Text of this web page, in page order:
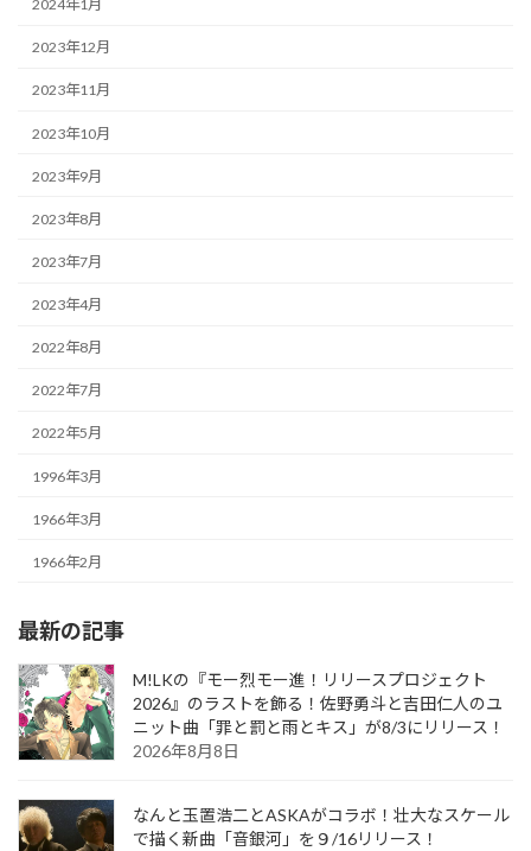
2024年1月
2023年12月
2023年11月
2023年10月
2023年9月
2023年8月
2023年7月
2023年4月
2022年8月
2022年7月
2022年5月
1996年3月
1966年3月
1966年2月
最新の記事
M!LKの『モー烈モー進！リリースプロジェクト
2026』のラストを飾る！佐野勇斗と吉田仁人のユ
ニット曲「罪と罰と雨とキス」が8/3にリリース！
2026年8月8日
なんと玉置浩二とASKAがコラボ！壮大なスケール
で描く新曲「音銀河」を９/16リリース！